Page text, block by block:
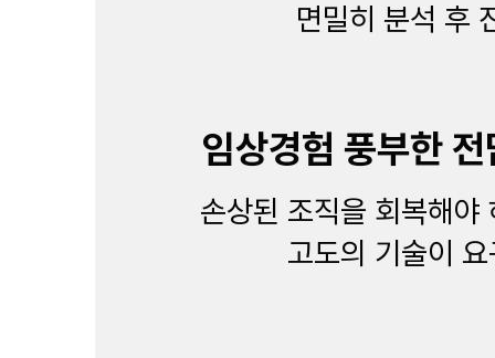
면밀히 분석 후
임상경험 풍부한
손상된 조직을 회복해야
고도의 기술이